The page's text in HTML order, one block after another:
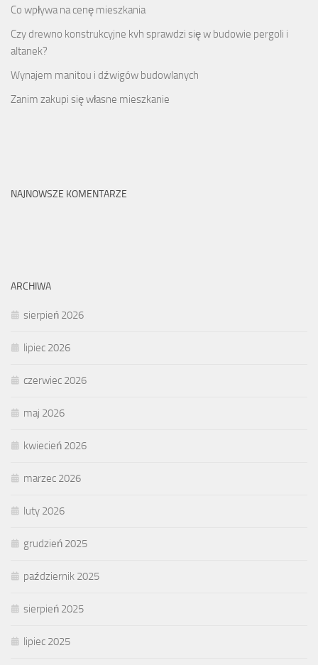
Co wpływa na cenę mieszkania
Czy drewno konstrukcyjne kvh sprawdzi się w budowie pergoli i
altanek?
Wynajem manitou i dźwigów budowlanych
Zanim zakupi się własne mieszkanie
NAJNOWSZE KOMENTARZE
ARCHIWA
sierpień 2026
lipiec 2026
czerwiec 2026
maj 2026
kwiecień 2026
marzec 2026
luty 2026
grudzień 2025
październik 2025
sierpień 2025
lipiec 2025